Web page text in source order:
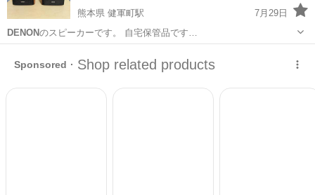
熊本県 健軍町駅
7月29日
DENON
のスピーカーです。 自宅保管品です…